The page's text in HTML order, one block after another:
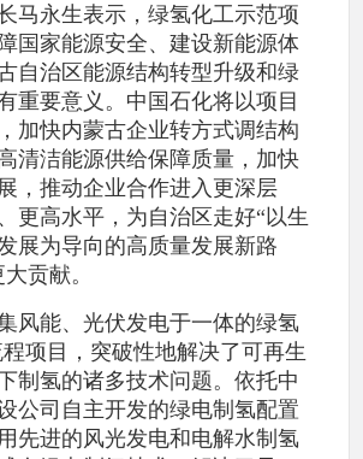
马永生表示，绿氢化工示范项
国家能源安全、建设新能源体
自治区能源结构转型升级和绿
重要意义。中国石化将以项目
加快内蒙古企业转方式调结构
清洁能源供给保障质量，加快
，推动企业合作进入更深层
更高水平，为自治区走好“以生
展为导向的高质量发展新路
贡献。
风能、光伏发电于一体的绿氢
项目，突破性地解决了可再生
制氢的诸多技术问题。依托中
公司自主开发的绿电制氢配置
先进的风光发电和电解水制氢